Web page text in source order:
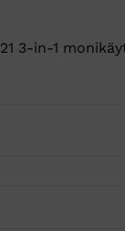
3-in-1